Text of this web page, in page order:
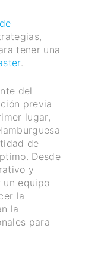
tener una
.
del
previa
lugar,
de
Desde
y
un equipo
la
la
para